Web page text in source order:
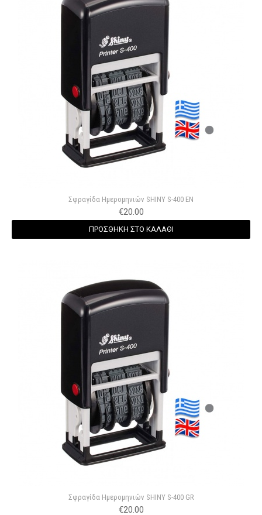
Σφραγίδα Hμερομηνιών SHINY S-400 EN
€20.00
ΠΡΟΣΘΗΚΗ ΣΤΟ ΚΑΛΑΘΙ
Σφραγίδα Hμερομηνιών SHINY S-400 GR
€20.00